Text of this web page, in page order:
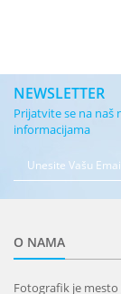
NEWSLETTER
Prijatvite se na naš
informacijama
O NAMA
Fotografik je mesto